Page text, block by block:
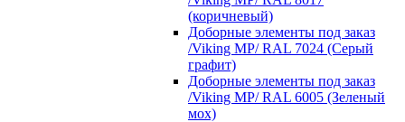
(коричневый)
Доборные элементы под заказ
/Viking MP/ RAL 7024 (Серый
графит)
Доборные элементы под заказ
/Viking MP/ RAL 6005 (Зеленый
мох)